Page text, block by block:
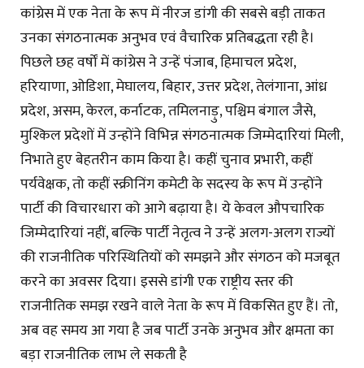
कांग्रेस में एक नेता के रूप में नीरज डांगी की सबसे बड़ी ताकत
उनका संगठनात्मक अनुभव एवं वैचारिक प्रतिबद्धता रही है।
पिछले छह वर्षों में कांग्रेस ने उन्हें पंजाब, हिमाचल प्रदेश,
हरियाणा, ओडिशा, मेघालय, बिहार, उत्तर प्रदेश, तेलंगाना, आंध्र
प्रदेश, असम, केरल, कर्नाटक, तमिलनाड़ु, पश्चिम बंगाल जैसे,
मुश्किल प्रदेशों में उन्होंने विभिन्न संगठनात्मक जिम्मेदारियां मिली,
निभाते हुए बेहतरीन काम किया है। कहीं चुनाव प्रभारी, कहीं
पर्यवेक्षक, तो कहीं स्क्रीनिंग कमेटी के सदस्य के रूप में उन्होंने
पार्टी की विचारधारा को आगे बढ़ाया है। ये केवल औपचारिक
जिम्मेदारियां नहीं, बल्कि पार्टी नेतृत्व ने उन्हें अलग-अलग राज्यों
की राजनीतिक परिस्थितियों को समझने और संगठन को मजबूत
करने का अवसर दिया। इससे डांगी एक राष्ट्रीय स्तर की
राजनीतिक समझ रखने वाले नेता के रूप में विकसित हुए हैं। तो,
अब वह समय आ गया है जब पार्टी उनके अनुभव और क्षमता का
बड़ा राजनीतिक लाभ ले सकती है